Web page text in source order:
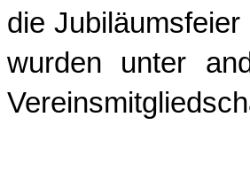
die Jubiläumsfeier
wurden unter